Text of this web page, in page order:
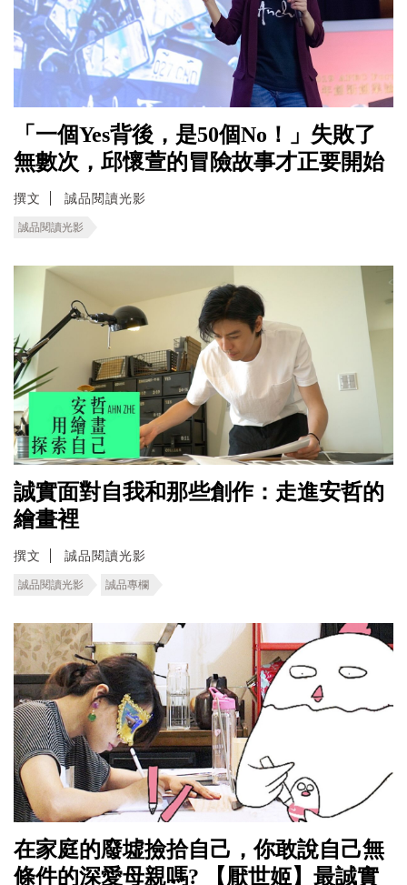
「一個Yes背後，是50個No！」失敗了
無數次，邱懷萱的冒險故事才正要開始
撰文 誠品閱讀光影
誠品閱讀光影
誠實面對自我和那些創作：走進安哲的
繪畫裡
撰文 誠品閱讀光影
誠品閱讀光影 誠品專欄
在家庭的廢墟撿拾自己，你敢說自己無
條件的深愛母親嗎? 【厭世姬】最誠實